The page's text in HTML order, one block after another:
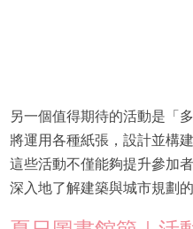
另一個值得期待的活動是「
將運用各種紙張，設計並構
這些活動不僅能夠提升參加
深入地了解建築與城市規劃的